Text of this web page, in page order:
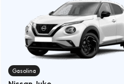
Gasolina